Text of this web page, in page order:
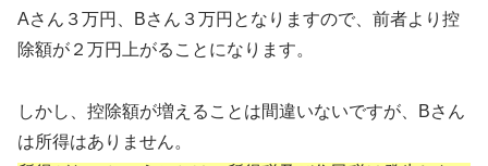
Aさん３万円、Bさん３万円となりますので、前者より控
除額が２万円上がることになります。
しかし、控除額が増えることは間違いないですが、Bさん
は所得はありません。